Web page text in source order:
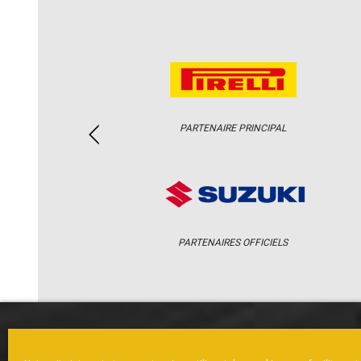
PARTENAIRE PRINCIPAL
PARTENAIRES OFFICIELS